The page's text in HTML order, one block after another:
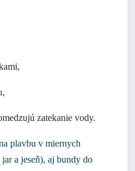
zatekanie vody.
plavbu v miernych
a jeseň), aj bundy do